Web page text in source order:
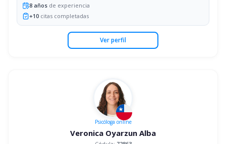
8 años de experiencia
+10 citas completadas
Ver perfil
Psicóloga online
Veronica Oyarzun Alba